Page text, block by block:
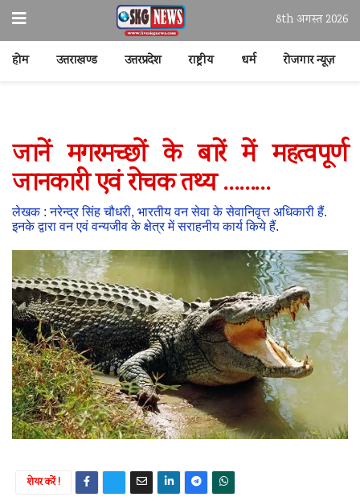
8th अगस्त 2026
होम उत्तराखण्ड उत्तरप्रदेश राष्ट्रीय धर्म रोजगार न्यूज़
जानें मगरमच्छों के बारें में महत्वपूर्ण
जानकारी एवं रोचक तथ्य ………
लेखक : नरेन्द्र सिंह चौधरी, भारतीय वन सेवा के सेवानिवृत्त अधिकारी हैं.
इनके द्वारा वन एवं वन्यजीव के क्षेत्र में सराहनीय कार्य किये हैं.
शेयर करें !